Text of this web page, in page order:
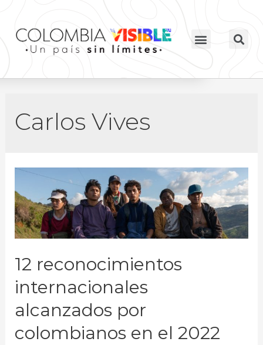
Carlos Vives
12 reconocimientos
internacionales
alcanzados por
colombianos en el 2022